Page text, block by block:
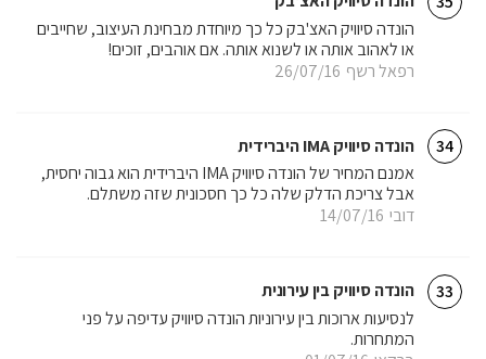
רפאל רשף 26/07/16
הונדה סיוויק האצ'בק כל כך מיוחדת מבחינת העיצוב, שחייבים
או לאהוב אותה או לשנוא אותה. אם אוהבים, זוכים!
34 הונדה סיוויק IMA היברידית
דובי 14/07/16
אמנם המחיר של הונדה סיוויק IMA היברידית הוא גבוה יחסית,
אבל צריכת הדלק שלה כל כך חסכונית שזה משתלם.
33 הונדה סיוויק בין עירונית
לנסיעות ארוכות בין עירוניות הונדה סיוויק עדיפה על פני
המתחרות.